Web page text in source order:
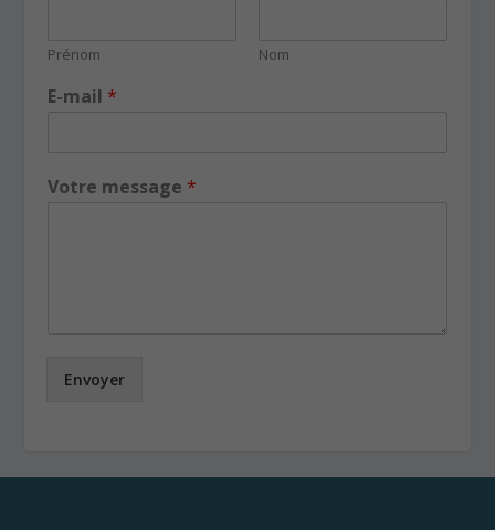
Prénom Nom
E-mail *
Votre message *
Envoyer